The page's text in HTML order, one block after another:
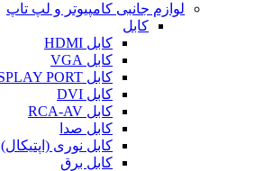
لوازم جانبی کامپیوتر و لپ تاپ
کابل
کابل HDMI
کابل VGA
کابل DISPLAY PORT
کابل DVI
کابل RCA-AV
کابل صدا
کابل نوری (اپتیکال)
کابل برق